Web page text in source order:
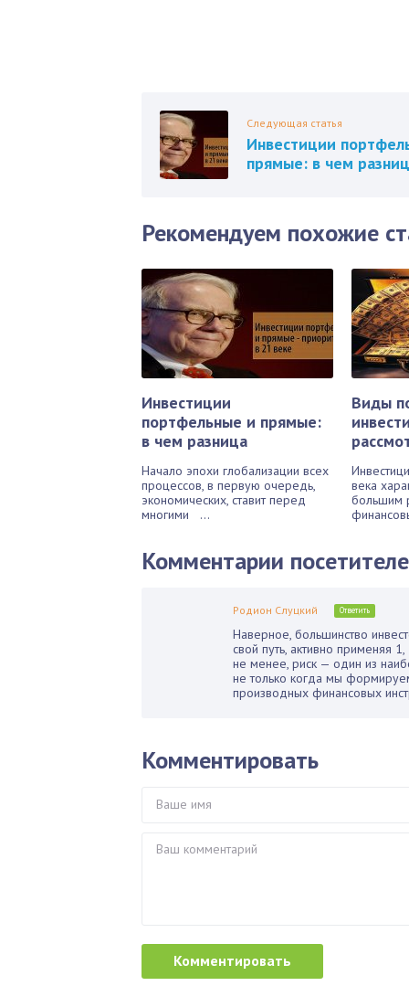
Следующая статья
Инвестиции
прямые: в чем
Рекомендуем похожие
Инвестиции
портфельные и прямые:
в чем разница
Начало эпохи глобализации всех
процессов, в первую очередь,
экономических, ставит перед
многими ...
Виды
века
большим
Комментарии
Родион Слуцкий Ответить
Наверное, большинство
свой путь, активно применяя
не менее, риск — один из
не только когда мы
производных финансовых
Комментировать